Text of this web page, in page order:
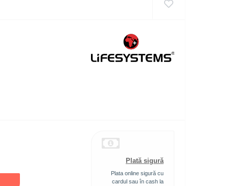
Plată sigură
Plata online sigură cu
cardul sau în cash la